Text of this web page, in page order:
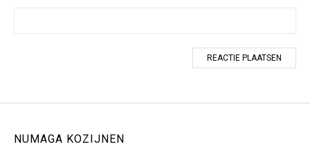
NUMAGA KOZIJNEN